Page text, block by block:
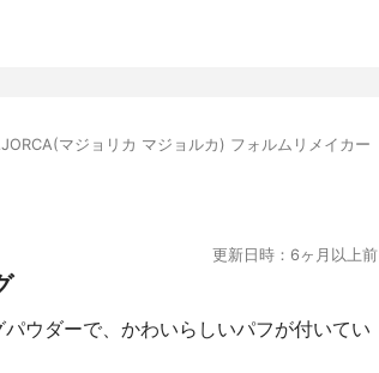
マジョリカ マジョルカ) フォルムリメイカー
更新日時：6ヶ月以上前
ウダーで、かわいらしいパフが付いてい